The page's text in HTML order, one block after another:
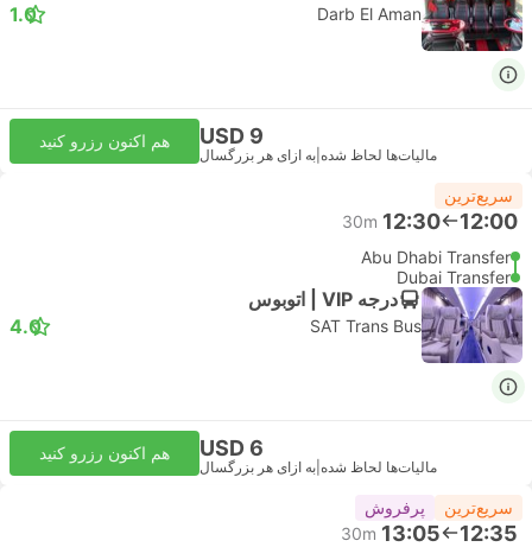
Darb El Aman
1.0
USD 9
مالیات‌ها لحاظ شده به ازای هر بزرگسال
هم اکنون رزرو کنید
سریع‌ترین
12:00
12:30
30m
Abu Dhabi Transfer
Dubai Transfer
درجه VIP | اتوبوس
SAT Trans Bus
4.0
USD 6
مالیات‌ها لحاظ شده به ازای هر بزرگسال
هم اکنون رزرو کنید
سریع‌ترین پرفروش
12:35
13:05
30m